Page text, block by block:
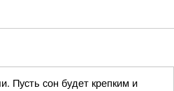
Пусть сон будет крепким и